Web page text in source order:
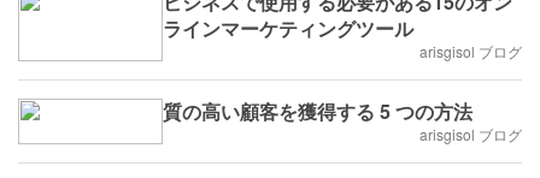
ラインマーケティングツール
arisgisol ブログ
質の高い顧客を獲得する 5 つの方法
arisgisol ブログ